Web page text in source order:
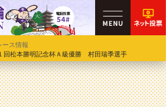
ース情報
回松本勝明記念杯Ａ級優勝 村田瑞季選手